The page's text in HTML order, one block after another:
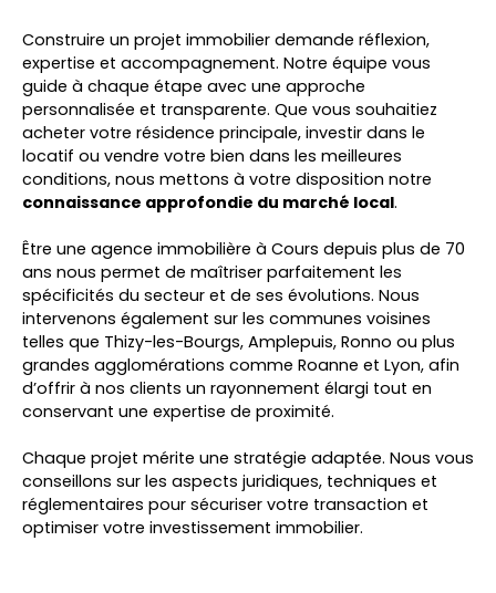
Construire un projet immobilier demande réflexion,
expertise et accompagnement. Notre équipe vous
guide à chaque étape avec une approche
personnalisée et transparente. Que vous souhaitiez
acheter votre résidence principale, investir dans le
locatif ou vendre votre bien dans les meilleures
conditions, nous mettons à votre disposition notre
connaissance approfondie du marché local.
Être une agence immobilière à Cours depuis plus de 70
ans nous permet de maîtriser parfaitement les
spécificités du secteur et de ses évolutions. Nous
intervenons également sur les communes voisines
telles que Thizy-les-Bourgs, Amplepuis, Ronno ou plus
grandes agglomérations comme Roanne et Lyon, afin
d’offrir à nos clients un rayonnement élargi tout en
conservant une expertise de proximité.
Chaque projet mérite une stratégie adaptée. Nous vous
conseillons sur les aspects juridiques, techniques et
réglementaires pour sécuriser votre transaction et
optimiser votre investissement immobilier.